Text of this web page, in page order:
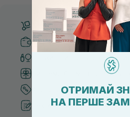
Безкоштовна доставка від
Безпечні способи оплати
Тільки оригінальна косметика
Система бонусів та
Кращі ціни та топ товари
Рекомендації від
ОТРИМАЙ
НА ПЕРШЕ